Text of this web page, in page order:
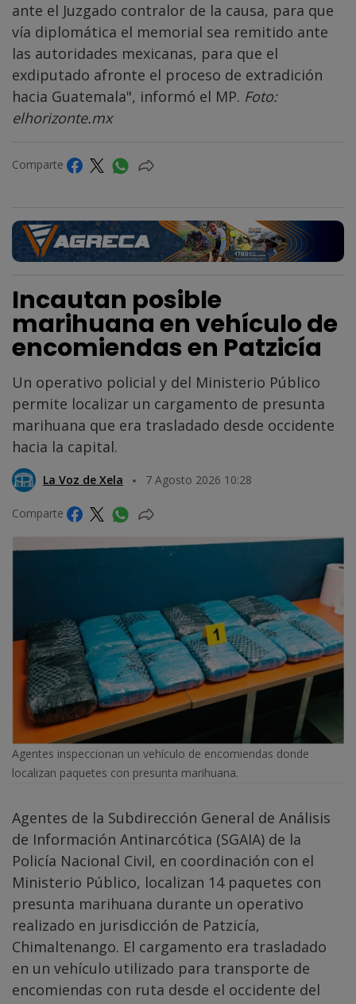
ante el Juzgado contralor de la causa, para que
vía diplomática el memorial sea remitido ante
las autoridades mexicanas, para que el
exdiputado afronte el proceso de extradición
hacia Guatemala", informó el MP. Foto:
elhorizonte.mx
Comparte
Incautan posible
marihuana en vehículo de
encomiendas en Patzicía
Un operativo policial y del Ministerio Público
permite localizar un cargamento de presunta
marihuana que era trasladado desde occidente
hacia la capital.
La Voz de Xela 7 Agosto 2026 10:28
Comparte
Agentes inspeccionan un vehículo de encomiendas donde
localizan paquetes con presunta marihuana.
Agentes de la Subdirección General de Análisis
de Información Antinarcótica (SGAIA) de la
Policía Nacional Civil, en coordinación con el
Ministerio Público, localizan 14 paquetes con
presunta marihuana durante un operativo
realizado en jurisdicción de Patzicía,
Chimaltenango. El cargamento era trasladado
en un vehículo utilizado para transporte de
encomiendas con ruta desde el occidente del